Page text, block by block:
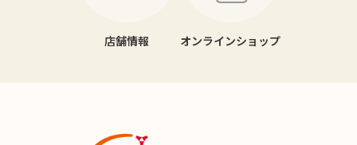
店舗情報 オンラインショップ